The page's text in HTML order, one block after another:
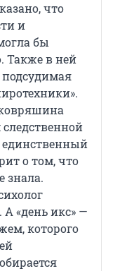
что
и
бы
Также в ней
подсудимая
единственный
о том, что
знала.
«день икс» —
которого